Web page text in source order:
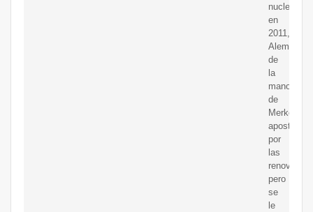
nuclear
en
2011,
Alemania,
de
la
mano
de
Merkel,
apostó
por
las
pero
se
le